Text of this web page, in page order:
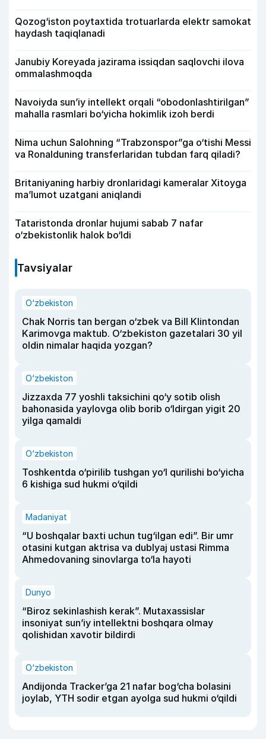
Qozog‘iston poytaxtida trotuarlarda elektr samokat
haydash taqiqlanadi
Janubiy Koreyada jazirama issiqdan saqlovchi ilova
ommalashmoqda
Navoiyda sun’iy intellekt orqali “obodonlashtirilgan”
mahalla rasmlari bo‘yicha hokimlik izoh berdi
Nima uchun Salohning “Trabzonspor”ga o‘tishi Messi
va Ronalduning transferlaridan tubdan farq qiladi?
Britaniyaning harbiy dronlaridagi kameralar Xitoyga
ma’lumot uzatgani aniqlandi
Tataristonda dronlar hujumi sabab 7 nafar
o‘zbekistonlik halok bo‘ldi
Tavsiyalar
O‘zbekiston
Chak Norris tan bergan o‘zbek va Bill Klintondan
Karimovga maktub. O‘zbekiston gazetalari 30 yil
oldin nimalar haqida yozgan?
O‘zbekiston
Jizzaxda 77 yoshli taksichini qo‘y sotib olish
bahonasida yaylovga olib borib o‘ldirgan yigit 20
yilga qamaldi
O‘zbekiston
Toshkentda o‘pirilib tushgan yo‘l qurilishi bo‘yicha
6 kishiga sud hukmi o‘qildi
Madaniyat
“U boshqalar baxti uchun tug‘ilgan edi”. Bir umr
otasini kutgan aktrisa va dublyaj ustasi Rimma
Ahmedovaning sinovlarga to‘la hayoti
Dunyo
“Biroz sekinlashish kerak”. Mutaxassislar
insoniyat sun’iy intellektni boshqara olmay
qolishidan xavotir bildirdi
O‘zbekiston
Andijonda Tracker’ga 21 nafar bog‘cha bolasini
joylab, YTH sodir etgan ayolga sud hukmi o‘qildi